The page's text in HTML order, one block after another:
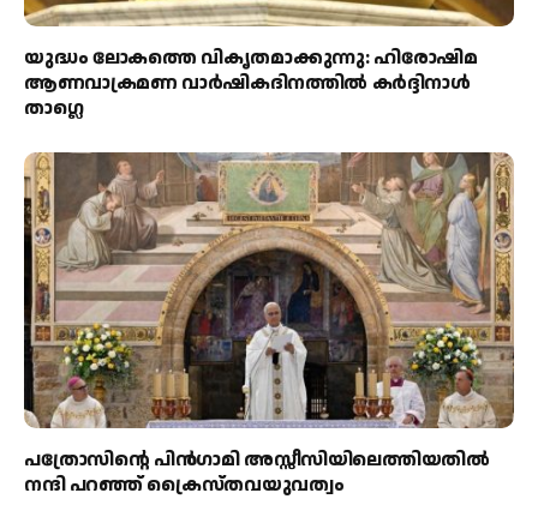
യുദ്ധം ലോകത്തെ വികൃതമാക്കുന്നു: ഹിരോഷിമ
ആണവാക്രമണ വാർഷികദിനത്തിൽ കർദ്ദിനാൾ
താഗ്ലെ
പത്രോസിന്റെ പിൻഗാമി അസ്സീസിയിലെത്തിയതിൽ
നന്ദി പറഞ്ഞ് ക്രൈസ്തവയുവത്വം